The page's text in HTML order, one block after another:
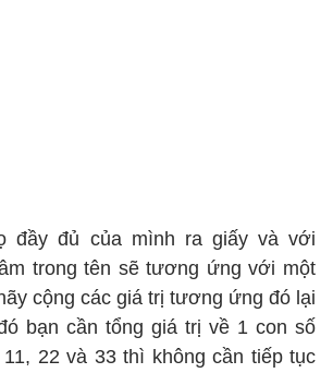
đầy đủ của mình ra giấy và với
trong tên sẽ tương ứng với một
cộng các giá trị tương ứng đó lại
bạn cần tổng giá trị về 1 con số
22 và 33 thì không cần tiếp tục